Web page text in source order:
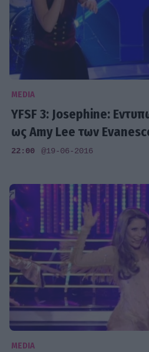
MEDIA
YFSF 3: Josephine:
ως Amy Lee των
22:00 @19-06-2016
MEDIA